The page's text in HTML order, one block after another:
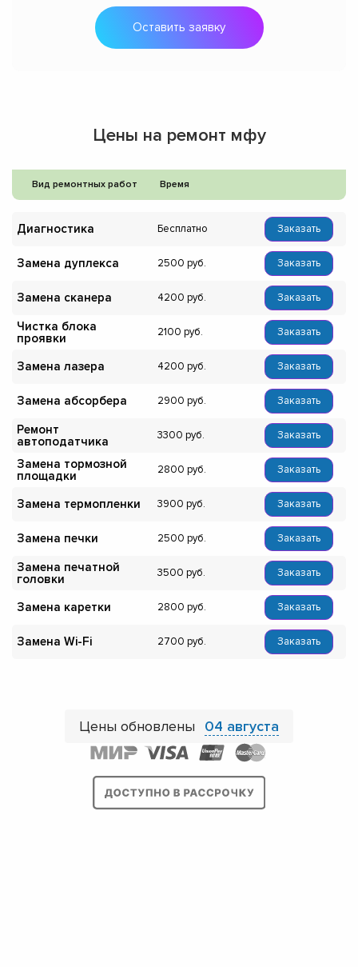
Оставить заявку
Цены на ремонт мфу
Вид ремонтных работ Время
Диагностика Бесплатно Заказать
Замена дуплекса 2500 Заказать
Замена сканера 4200 Заказать
Чистка блока
проявки
2100 Заказать
Замена лазера 4200 Заказать
Замена абсорбера 2900 Заказать
Ремонт
автоподатчика
3300 Заказать
Замена тормозной
площадки
2800 Заказать
Замена термопленки 3900 Заказать
Замена печки 2500 Заказать
Замена печатной
головки
3500 Заказать
Замена каретки 2800 Заказать
Замена Wi-Fi 2700 Заказать
Цены обновлены 04 августа